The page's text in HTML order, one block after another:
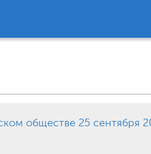
обществе 25 сентября